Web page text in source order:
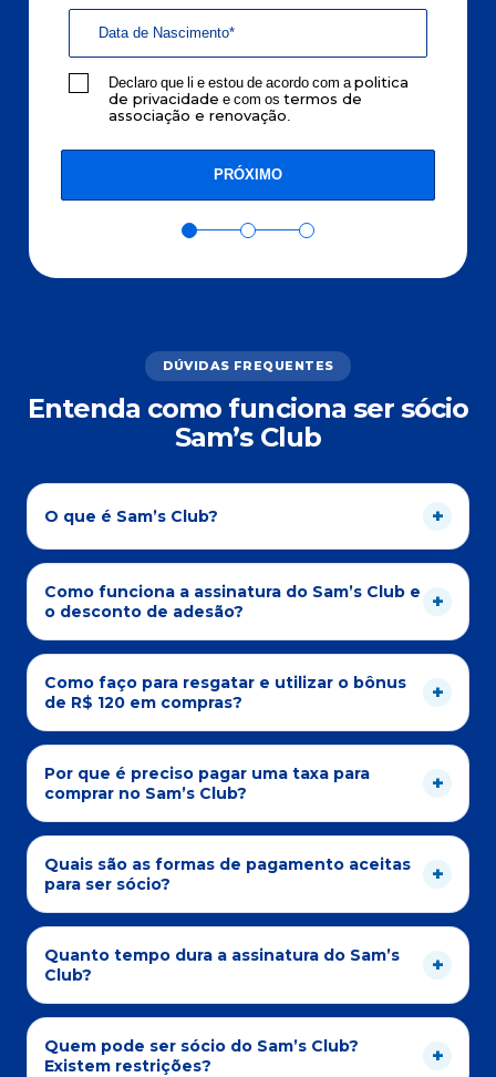
Declaro que li e estou de acordo com apolitica
de privacidadee com ostermos de
associação e renovação.
DÚVIDAS FREQUENTES
Entenda como funciona ser sócio
Sam’s Club
O que é Sam’s Club?
Como funciona a assinatura do Sam’s Club e
o desconto de adesão?
Como faço para resgatar e utilizar o bônus
de R$ 120 em compras?
Por que é preciso pagar uma taxa para
comprar no Sam’s Club?
Quais são as formas de pagamento aceitas
para ser sócio?
Quanto tempo dura a assinatura do Sam’s
Club?
Quem pode ser sócio do Sam’s Club?
Existem restrições?